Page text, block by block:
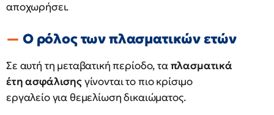
αποχωρήσει.
Ο ρόλος των πλασματικών ετών
Σε αυτή τη μεταβατική περίοδο, ταπλασματικά
έτη ασφάλισηςγίνονται το πιο κρίσιμο
εργαλείο για θεμελίωση δικαιώματος.